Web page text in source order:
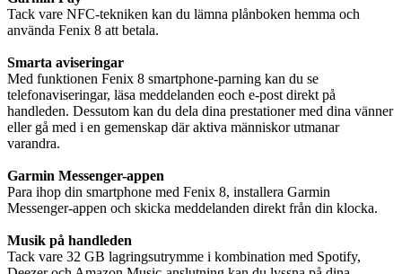
Tack vare NFC-tekniken kan du lämna plånboken hemma och
använda Fenix ​​​​8 att betala.
Smarta aviseringar
Med funktionen Fenix ​​​​8 smartphone-parning kan du se
telefonaviseringar, läsa meddelanden eoch e-post direkt på
handleden. Dessutom kan du dela dina prestationer med dina vänner
eller gå med i en gemenskap där aktiva människor utmanar
varandra.
Garmin Messenger-appen
Para ihop din smartphone med Fenix ​​​​8, installera Garmin
Messenger-appen och skicka meddelanden direkt från din klocka.
Musik på handleden
Tack vare 32 GB lagringsutrymme i kombination med Spotify,